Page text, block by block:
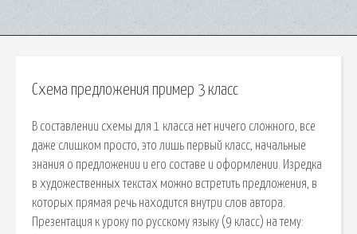
Схема предложения пример 3 класс
В составлении схемы для 1 класса нет ничего сложного, все
даже слишком просто, это лишь первый класс, начальные
знания о предложении и его составе и оформлении. Изредка
в художественных текстах можно встретить предложения, в
которых прямая речь находится внутри слов автора.
Презентация к уроку по русскому языку (9 класс) на тему: